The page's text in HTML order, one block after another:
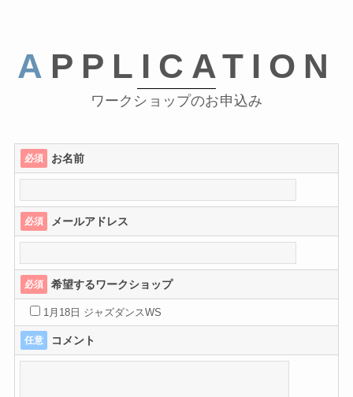
A PPLICATION
ワークショップのお申込み
必須 お名前
必須 メールアドレス
必須 希望するワークショップ
1月18日 ジャズダンスWS
任意 コメント